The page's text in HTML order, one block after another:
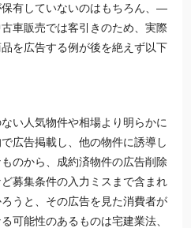
有していないのはもちろん、―
車販売では客引きのため、実際
を広告する例が後を絶えず以下
い人気物件や相場より明らかに
広告掲載し、他の物件に誘導し
のから、成約済物件の広告削除
募集条件の入力ミスまで含まれ
うと、その広告を見た消費者が
可能性のあるものは宅建業法、